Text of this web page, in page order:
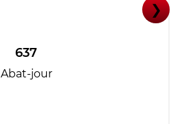
637
Abat-jour
❯